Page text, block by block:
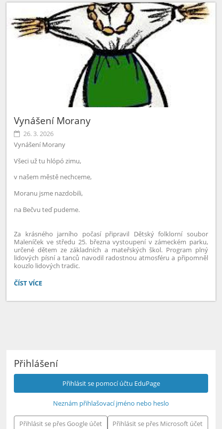
Vynášení Morany
26. 3. 2026
Vynášení Morany
Všeci už tu hlópó zimu,
v našem městě nechceme,
Moranu jsme nazdobili,
na Bečvu teď pudeme.
Za krásného jarního počasí připravil Dětský folklorní soubor
Maleníček ve středu 25. března vystoupení v zámeckém parku,
určené dětem ze základních a mateřských škol. Program plný
lidových písní a tanců navodil radostnou atmosféru a připomněl
kouzlo lidových tradic.
VYNÁŠENÍ
ČÍST VÍCE
Přihlášení
Přihlásit se pomocí účtu EduPage
Neznám přihlašovací jméno nebo heslo
Přihlásit se přes Google účet Přihlásit se přes Microsoft účet